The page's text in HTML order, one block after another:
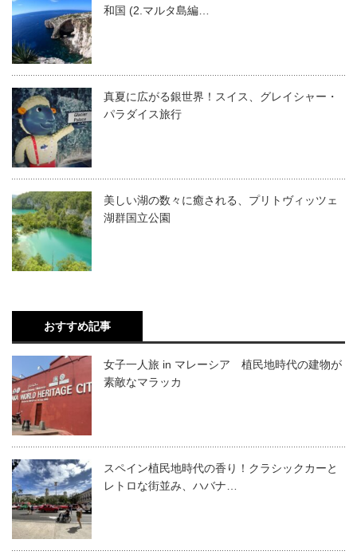
和国 (2.マルタ島編…
真夏に広がる銀世界！スイス、グレイシャー・
パラダイス旅行
美しい湖の数々に癒される、プリトヴィッツェ
湖群国立公園
おすすめ記事
女子一人旅 in マレーシア 植民地時代の建物が
素敵なマラッカ
スペイン植民地時代の香り！クラシックカーと
レトロな街並み、ハバナ…